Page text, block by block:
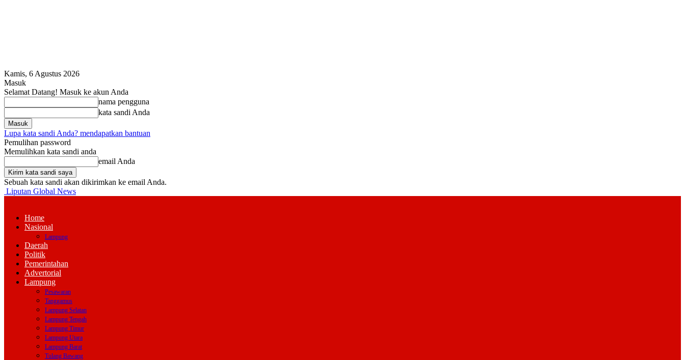
Kamis, 6 Agustus 2026
Masuk
Selamat Datang! Masuk ke akun Anda
nama pengguna
kata sandi Anda
Lupa kata sandi Anda? mendapatkan bantuan
Pemulihan password
Memulihkan kata sandi anda
email Anda
Sebuah kata sandi akan dikirimkan ke email Anda.
Liputan Global News
Home
Nasional
Lampung
Daerah
Politik
Pemerintahan
Advertorial
Lampung
Pesawaran
Tanggamus
Lampung Selatan
Lampung Tengah
Lampung Timur
Lampung Utara
Lampung Barat
Tulang Bawang